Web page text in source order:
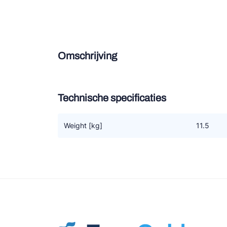
Omschrijving
Technische specificaties
Weight [kg] 11.5